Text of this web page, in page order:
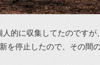
的に収集してたのですが
を停止したので、その間